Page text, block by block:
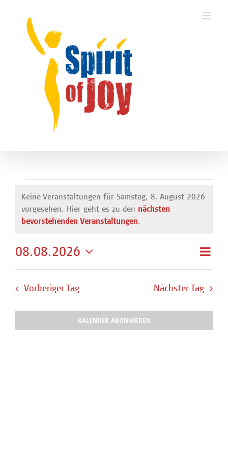
springen
Veranstaltungen
für
Samstag,
8.
August
2026
Hinweis
Keine Veranstaltungen für Samstag, 8. August 2026
vorgesehen. Hier geht es zu den nächsten
bevorstehenden Veranstaltungen.
Tag
08.08.2026
Datum
Vorheriger Tag Nächster Tag
KALENDER ABONNIEREN